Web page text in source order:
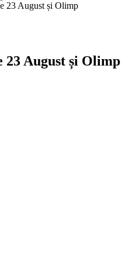
23 August și Olimp
August și Olimp